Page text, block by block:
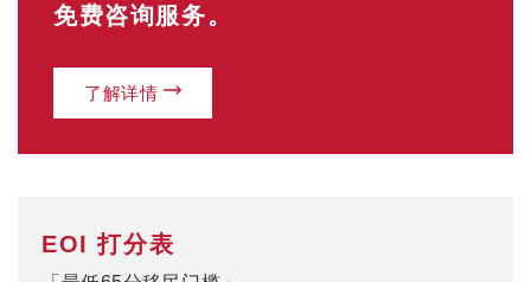
免费咨询服务。
了解详情
EOI 打分表